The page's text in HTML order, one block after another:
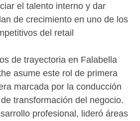
el talento interno y dar
de crecimiento en uno de los
del retail
de trayectoria en Falabella
asume este rol de primera
marcada por la conducción
transformación del negocio.
profesional, lideró áreas